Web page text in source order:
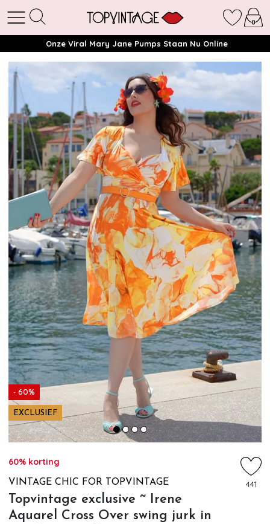
Onze Viral Mary Jane Pumps Staan Nu Online
- 60%
EXCLUSIEF
60% korting
VINTAGE CHIC FOR TOPVINTAGE
Topvintage exclusive ~ Irene
Aquarel Cross Over swing jurk in
441